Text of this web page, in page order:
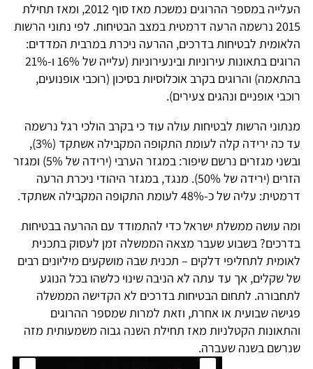
העלייה במספר ההרוגים נמשכת מאז סוף 2012, ומאז תחילת
2015 נרשמה הרעה דרמטית במצב הבטיחות. לפי נתוני הרשות
הלאומית לבטיחות בדרכים, ההרעה ניכרת במרבית המדדים:
הרוגים בתאונות עירוניות ובינעירוניות (עלייה של 16% ו-21%
בהתאמה) והרוגים בקרב אוכלוסיות בסיכון (רוכבי אופנועים,
רוכבי אופניים ונהגים צעירים).
מנתוני הרשות לבטיחות עולה עוד כי בקרב הולכי רגל נרשמה
עד כה ירידה קלה לעומת התקופה המקבילה אשתקד (3%),
ובשני מגזרים נרשם שיפור: במגזר הערבי (ירידה של 5%) ומגזר
הזרים (ירידה של 50%). מנגד, במגזר היהודי ניכרת הרעה
דרמטית: עליה של כ-48% לעומת התקופה המקבילה אשתקד.
ומה עושה ממשלת ישראל כדי להתמודד עם ההרעה בבטיחות
בדרכים? בשבוע שעבר מצאה הממשלה זמן לעסוק בתכנית
לאומית לתחליפי דלקים – תכנית שבה מושקעים מיליונים רבים
של שקלים, אך עד עתה לא הניבה שינוי כלשהו בכל הנוגע
לתחבורה. לתחום הבטיחות בדרכים לא הקדישה הממשלה
פגישה שבועית או אחרת, וזאת למרות שמספר ההרוגים
והתאונות הקטלניות מאז תחילת השנה גבוה משמעותית מזה
שנרשם בשנה שעברה.